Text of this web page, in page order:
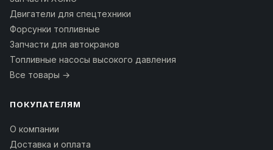
Двигатели для спецтехники
Форсунки топливные
Запчасти для автокранов
Топливные насосы высокого давления
Все товары →
ПОКУПАТЕЛЯМ
О компании
Доставка и оплата